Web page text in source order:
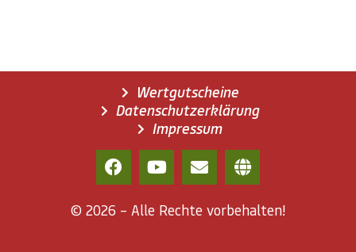
Wertgutscheine
Datenschutzerklärung
Impressum
© 2026 – Alle Rechte vorbehalten!